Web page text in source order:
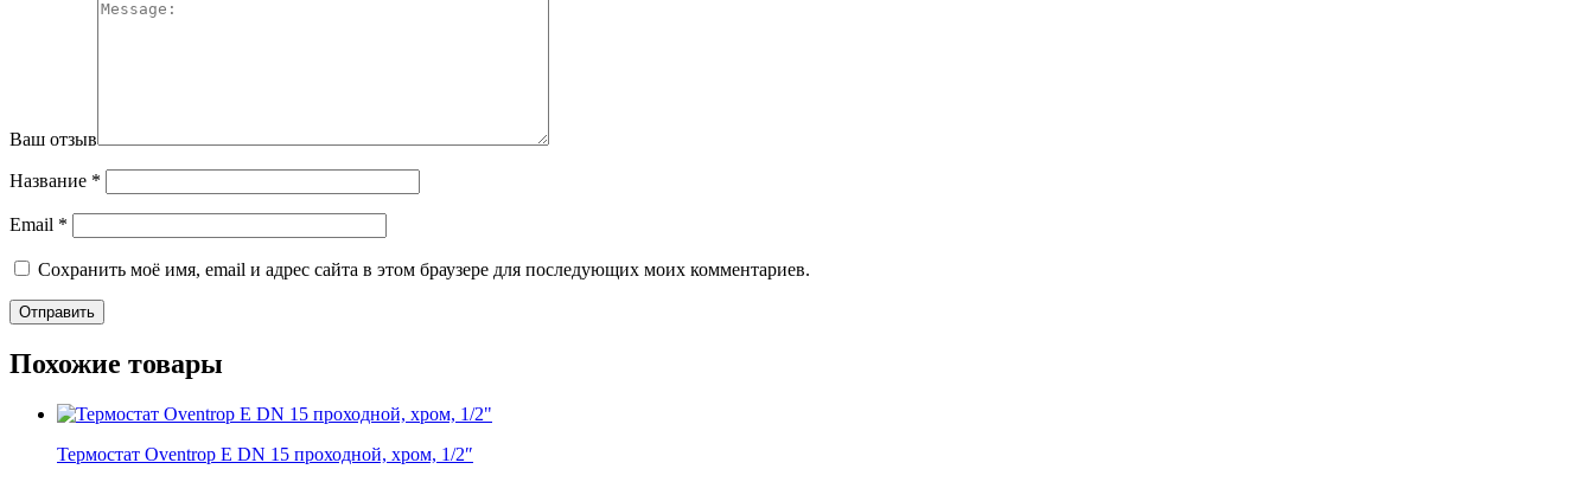
Ваш отзыв
Название *
Email *
Сохранить моё имя, email и адрес сайта в этом браузере для последующих моих комментариев.
Похожие товары
Термостат Oventrop E DN 15 проходной, хром, 1/2″